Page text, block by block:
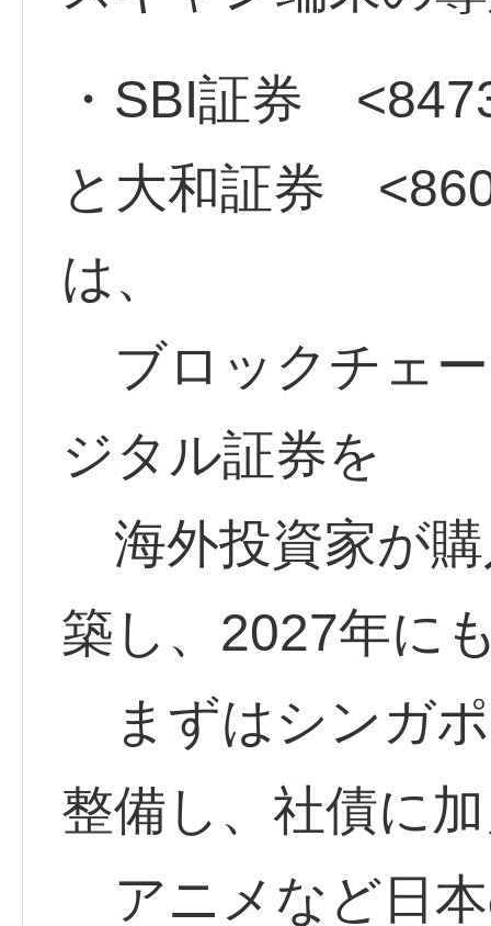
・SBI証券
と大和証券
は、
ブロックチェ
ジタル証券を
海外投資家が
築し、2027年に
まずはシンガ
整備し、社債に
アニメなど日